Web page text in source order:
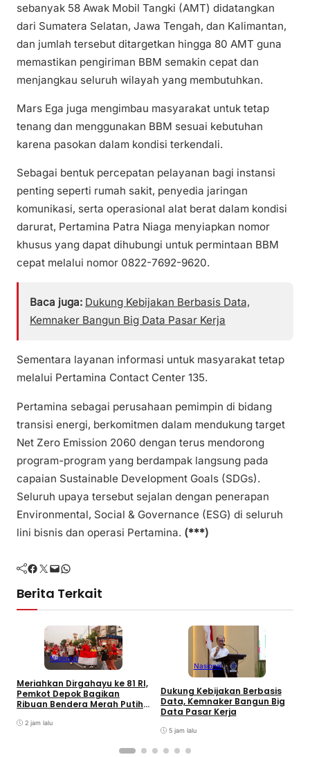
sebanyak 58 Awak Mobil Tangki (AMT) didatangkan
dari Sumatera Selatan, Jawa Tengah, dan Kalimantan,
dan jumlah tersebut ditargetkan hingga 80 AMT guna
memastikan pengiriman BBM semakin cepat dan
menjangkau seluruh wilayah yang membutuhkan.
Mars Ega juga mengimbau masyarakat untuk tetap
tenang dan menggunakan BBM sesuai kebutuhan
karena pasokan dalam kondisi terkendali.
Sebagai bentuk percepatan pelayanan bagi instansi
penting seperti rumah sakit, penyedia jaringan
komunikasi, serta operasional alat berat dalam kondisi
darurat, Pertamina Patra Niaga menyiapkan nomor
khusus yang dapat dihubungi untuk permintaan BBM
cepat melalui nomor 0822-7692-9620.
Baca juga: Dukung Kebijakan Berbasis Data,
Kemnaker Bangun Big Data Pasar Kerja
Sementara layanan informasi untuk masyarakat tetap
melalui Pertamina Contact Center 135.
Pertamina sebagai perusahaan pemimpin di bidang
transisi energi, berkomitmen dalam mendukung target
Net Zero Emission 2060 dengan terus mendorong
program-program yang berdampak langsung pada
capaian Sustainable Development Goals (SDGs).
Seluruh upaya tersebut sejalan dengan penerapan
Environmental, Social & Governance (ESG) di seluruh
lini bisnis dan operasi Pertamina. (***)
Facebook Twitter Mail WhatsApp
Berita Terkait
Nasional
Meriahkan Dirgahayu ke 81 RI,
Pemkot Depok Bagikan
Ribuan Bendera Merah Putih
2 jam lalu
Nasional
Dukung Kebijakan Berbasis
Data, Kemnaker Bangun Big
Data Pasar Kerja
5 jam lalu